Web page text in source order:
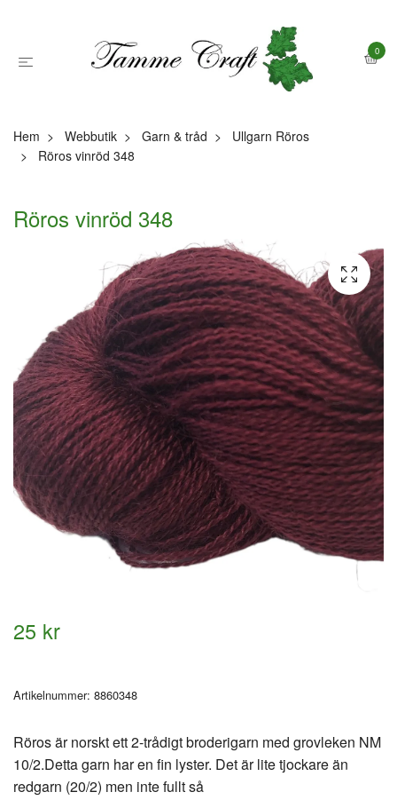
0
Hem Webbutik Garn & tråd
Ullgarn Röros
Röros vinröd 348
Röros vinröd 348
25 kr
Artikelnummer: 8860348
Röros är norskt ett 2-trådigt broderigarn med grovleken NM
10/2.Detta garn har en fin lyster. Det är lite tjockare än
redgarn (20/2) men inte fullt så